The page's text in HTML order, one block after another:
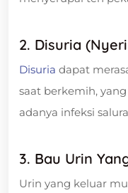
2. Disuria
Disuria dapat
saat berkemih,
adanya infeksi
3. Bau Urin
Urin yang keluar